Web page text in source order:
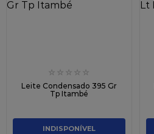
☆ ☆ ☆ ☆ ☆
Leite Condensado 395 Gr
Tp Itambé
INDISPONÍVEL